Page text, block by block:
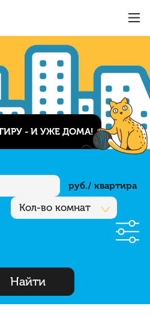
- И УЖЕ ДОМА!
Кол-во комнат
руб./ квартира
Найти